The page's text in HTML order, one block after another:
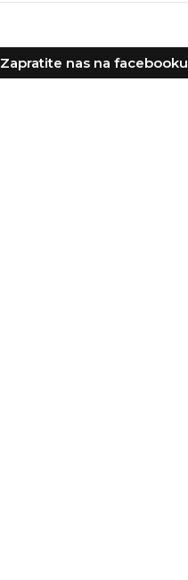
Zapratite nas na facebooku